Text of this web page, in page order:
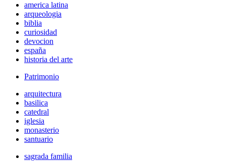
america latina
arqueologia
biblia
curiosidad
devocion
españa
historia del arte
Patrimonio
arquitectura
basilica
catedral
iglesia
monasterio
santuario
sagrada familia